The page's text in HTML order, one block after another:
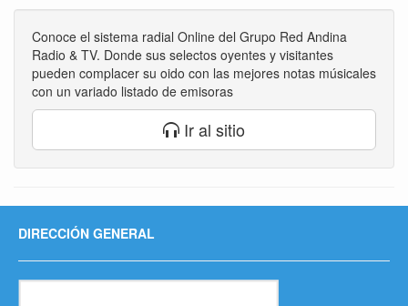
Conoce el sistema radial Online del Grupo Red Andina
Radio & TV. Donde sus selectos oyentes y visitantes
pueden complacer su oido con las mejores notas músicales
con un variado listado de emisoras
Ir al sitio
DIRECCIÓN GENERAL